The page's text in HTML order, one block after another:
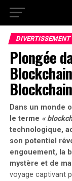
DIVERTISSEMENT
Plongée
Dans un monde
le terme «
technologique,
son potentiel
engouement, la
mystère et de
voyage captivant